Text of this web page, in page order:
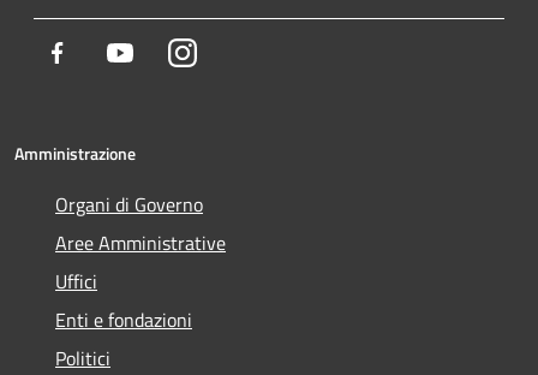
Facebook YoutubeInstagram
Amministrazione
Organi di Governo
Aree Amministrative
Uffici
Enti e fondazioni
Politici